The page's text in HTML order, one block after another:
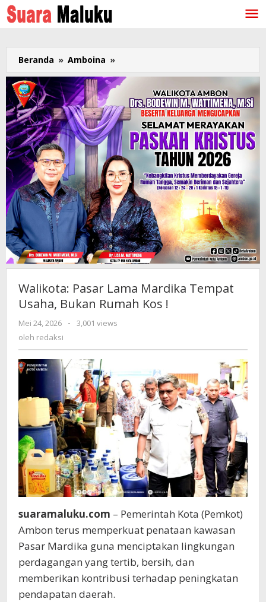
Lewati
ke
konten
Beranda » Amboina »
Pasar
Lama
Mardika
Tempat
Usaha,
Bukan
Rumah
Kos
!
Walikota: Pasar Lama Mardika Tempat
Usaha, Bukan Rumah Kos !
Mei 24, 2026
oleh
-
3,001 views
oleh redaksi
suaramaluku.com – Pemerintah Kota (Pemkot)
Ambon terus memperkuat penataan kawasan
Pasar Mardika guna menciptakan lingkungan
perdagangan yang tertib, bersih, dan
memberikan kontribusi terhadap peningkatan
pendapatan daerah.